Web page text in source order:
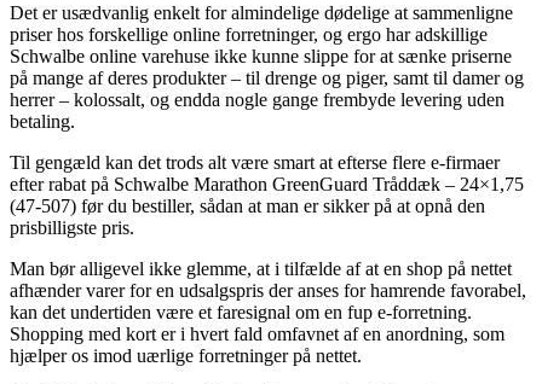
Det er usædvanlig enkelt for almindelige dødelige at sammenligne
priser hos forskellige online forretninger, og ergo har adskillige
Schwalbe online varehuse ikke kunne slippe for at sænke priserne
på mange af deres produkter – til drenge og piger, samt til damer og
herrer – kolossalt, og endda nogle gange frembyde levering uden
betaling.
Til gengæld kan det trods alt være smart at efterse flere e-firmaer
efter rabat på Schwalbe Marathon GreenGuard Tråddæk – 24×1,75
(47-507) før du bestiller, sådan at man er sikker på at opnå den
prisbilligste pris.
Man bør alligevel ikke glemme, at i tilfælde af at en shop på nettet
afhænder varer for en udsalgspris der anses for hamrende favorabel,
kan det undertiden være et faresignal om en fup e-forretning.
Shopping med kort er i hvert fald omfavnet af en anordning, som
hjælper os imod uærlige forretninger på nettet.